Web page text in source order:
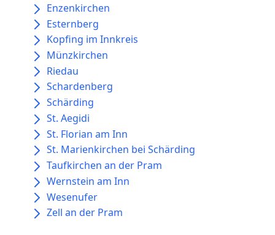
Enzenkirchen
Esternberg
Kopfing im Innkreis
Münzkirchen
Riedau
Schardenberg
Schärding
St. Aegidi
St. Florian am Inn
St. Marienkirchen bei Schärding
Taufkirchen an der Pram
Wernstein am Inn
Wesenufer
Zell an der Pram